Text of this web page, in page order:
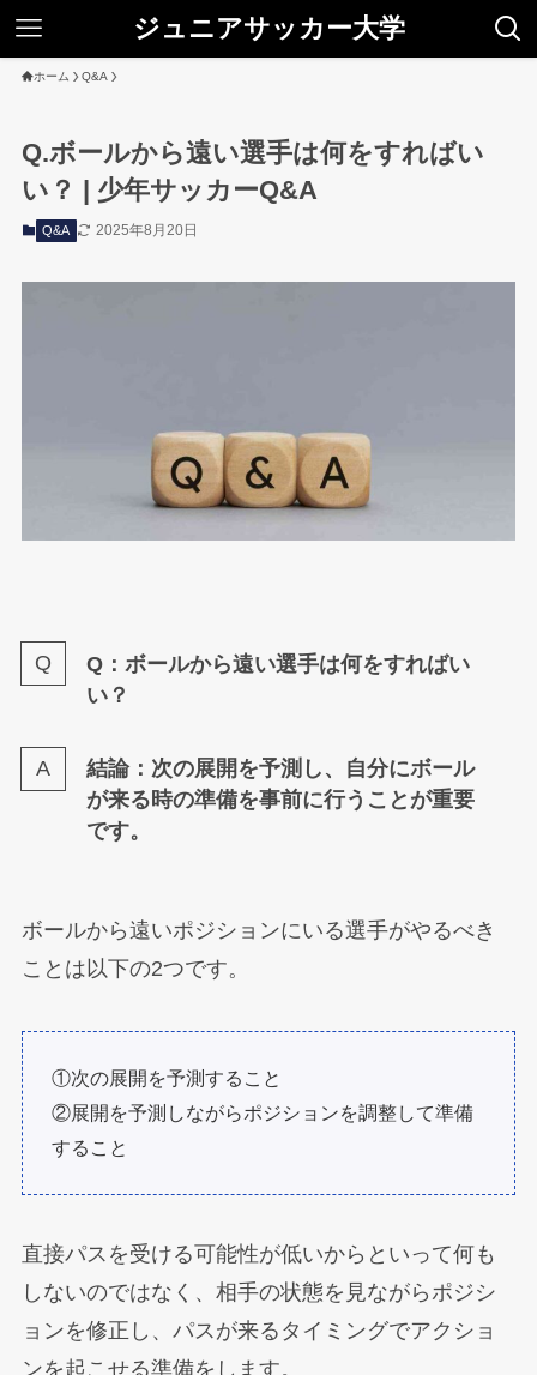
ジュニアサッカー大学
ホーム Q&A
Q.ボールから遠い選手は何をすればい
い？ | 少年サッカーQ&A
Q&A 2025年8月20日
Q：ボールから遠い選手は何をすればい
い？
結論：次の展開を予測し、自分にボール
が来る時の準備を事前に行うことが重要
です。
ボールから遠いポジションにいる選手がやるべき
ことは以下の2つです。
①次の展開を予測すること
②展開を予測しながらポジションを調整して準備
すること
直接パスを受ける可能性が低いからといって何も
しないのではなく、相手の状態を見ながらポジシ
ョンを修正し、パスが来るタイミングでアクショ
ンを起こせる準備をします。